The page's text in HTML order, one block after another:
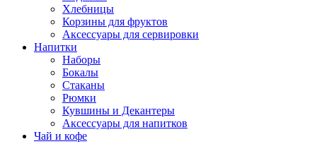
Хлебницы
Корзины для фруктов
Аксессуары для сервировки
Напитки
Наборы
Бокалы
Стаканы
Рюмки
Кувшины и Декантеры
Аксессуары для напитков
Чай и кофе